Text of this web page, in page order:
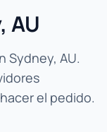
AU
Sydney, AU.
el pedido.